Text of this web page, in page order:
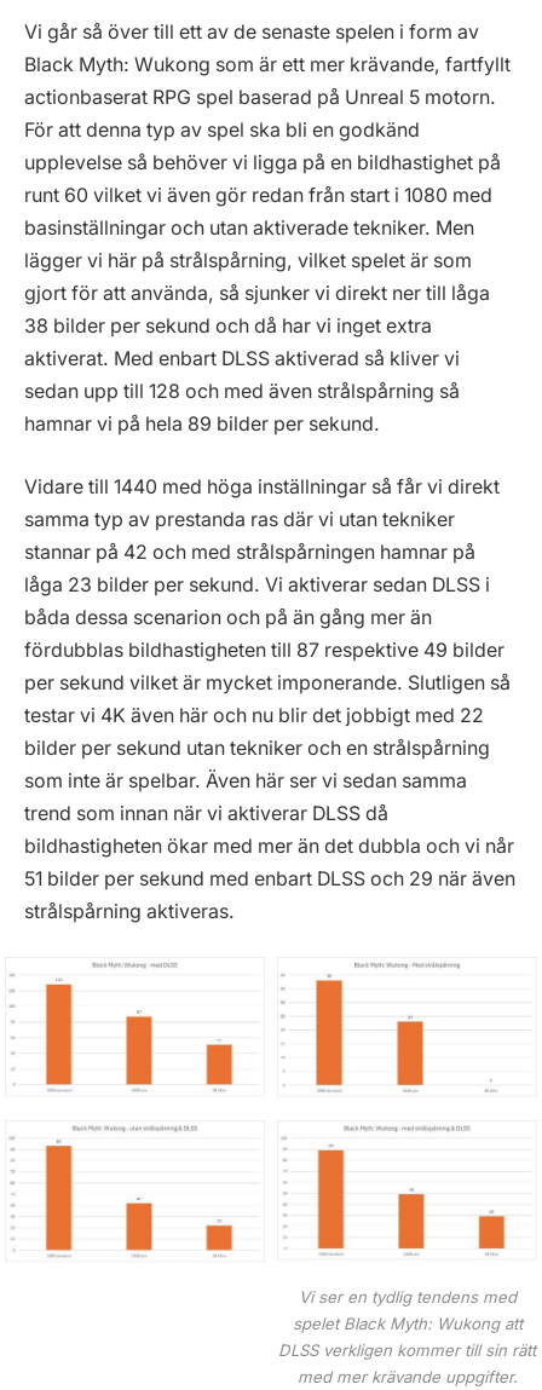
Vi går så över till ett av de senaste spelen i form av
Black Myth: Wukong som är ett mer krävande, fartfyllt
actionbaserat RPG spel baserad på Unreal 5 motorn.
För att denna typ av spel ska bli en godkänd
upplevelse så behöver vi ligga på en bildhastighet på
runt 60 vilket vi även gör redan från start i 1080 med
basinställningar och utan aktiverade tekniker. Men
lägger vi här på strålspårning, vilket spelet är som
gjort för att använda, så sjunker vi direkt ner till låga
38 bilder per sekund och då har vi inget extra
aktiverat. Med enbart DLSS aktiverad så kliver vi
sedan upp till 128 och med även strålspårning så
hamnar vi på hela 89 bilder per sekund.
Vidare till 1440 med höga inställningar så får vi direkt
samma typ av prestanda ras där vi utan tekniker
stannar på 42 och med strålspårningen hamnar på
låga 23 bilder per sekund. Vi aktiverar sedan DLSS i
båda dessa scenarion och på än gång mer än
fördubblas bildhastigheten till 87 respektive 49 bilder
per sekund vilket är mycket imponerande. Slutligen så
testar vi 4K även här och nu blir det jobbigt med 22
bilder per sekund utan tekniker och en strålspårning
som inte är spelbar. Även här ser vi sedan samma
trend som innan när vi aktiverar DLSS då
bildhastigheten ökar med mer än det dubbla och vi når
51 bilder per sekund med enbart DLSS och 29 när även
strålspårning aktiveras.
Vi ser en tydlig tendens med
spelet Black Myth: Wukong att
DLSS verkligen kommer till sin rätt
med mer krävande uppgifter.